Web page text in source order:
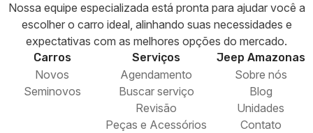
Nossa equipe especializada está pronta para ajudar você a
escolher o carro ideal, alinhando suas necessidades e
expectativas com as melhores opções do mercado.
Carros
Novos
Seminovos
Serviços
Agendamento
Buscar serviço
Revisão
Peças e Acessórios
Jeep Amazonas
Sobre nós
Blog
Unidades
Contato